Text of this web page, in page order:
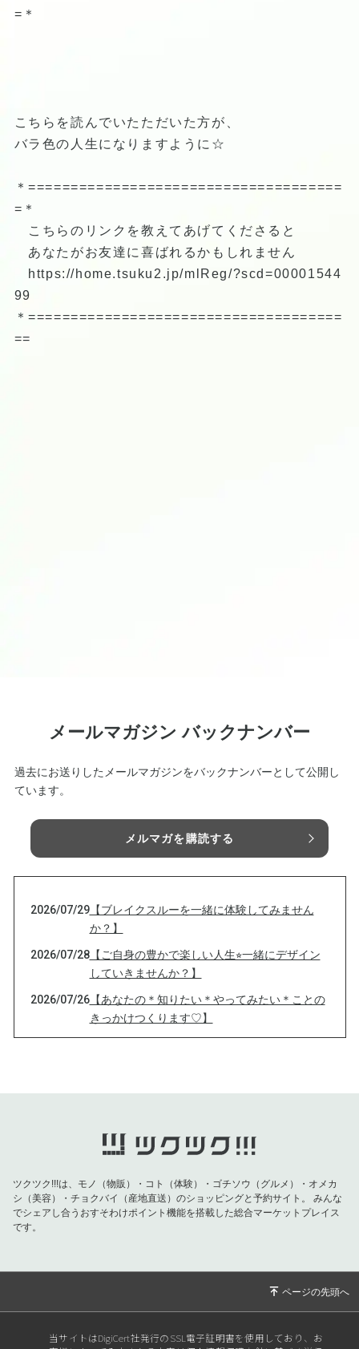
=＊
こちらを読んでいたただいた方が、
バラ色の人生になりますように☆
＊=====================================
=＊
こちらのリンクを教えてあげてくださると
あなたがお友達に喜ばれるかもしれません
https://home.tsuku2.jp/mlReg/?scd=00001544
99
＊=====================================
==
メールマガジン バックナンバー
過去にお送りしたメールマガジンをバックナンバーとして公開し
ています。
メルマガを購読する
2026/07/29【ブレイクスルーを一緒に体験してみません
か？】
2026/07/28【ご自身の豊かで楽しい人生⭐︎一緒にデザイン
していきませんか？】
2026/07/26【あなたの＊知りたい＊やってみたい＊ことの
きっかけつくります♡】
【最強の！願いの叶え方】
2026/07/13【心から安心出来る、自分の本当の居場所】
2026/07/10【驚愕の生成AIでました！】
【同じ目的意識を持つ人同士の壮大なエネルギ
ー】
2026/06/15【あなたの想いや感情を視覚化】
ツクツク!!!は、モノ（物販）・コト（体験）・ゴチソウ（グルメ）・オメカ
シ（美容）・チョクバイ（産地直送）のショッピングと予約サイト。
みんな
でシェアし合うおすそわけポイント機能を搭載した総合マーケットプレイス
です。
当サイトはDigiCert社発行のSSL電子証明書を使用しており、お